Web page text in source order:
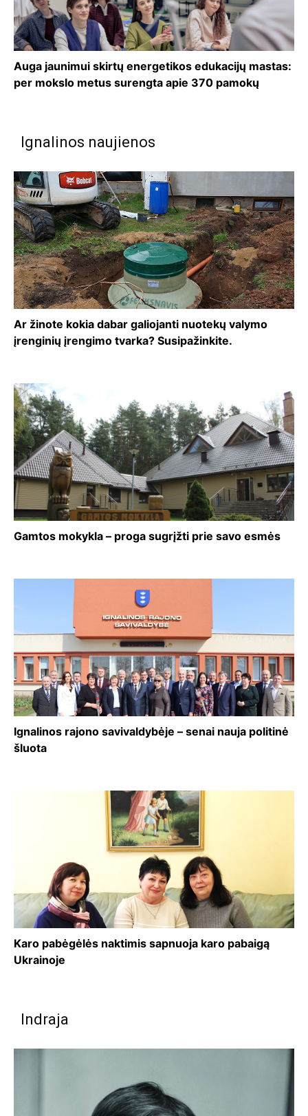
Auga jaunimui skirtų energetikos edukacijų mastas:
per mokslo metus surengta apie 370 pamokų
Ignalinos naujienos
Ar žinote kokia dabar galiojanti nuotekų valymo
įrenginių įrengimo tvarka? Susipažinkite.
Gamtos mokykla – proga sugrįžti prie savo esmės
Ignalinos rajono savivaldybėje – senai nauja politinė
šluota
Karo pabėgėlės naktimis sapnuoja karo pabaigą
Ukrainoje
Indraja